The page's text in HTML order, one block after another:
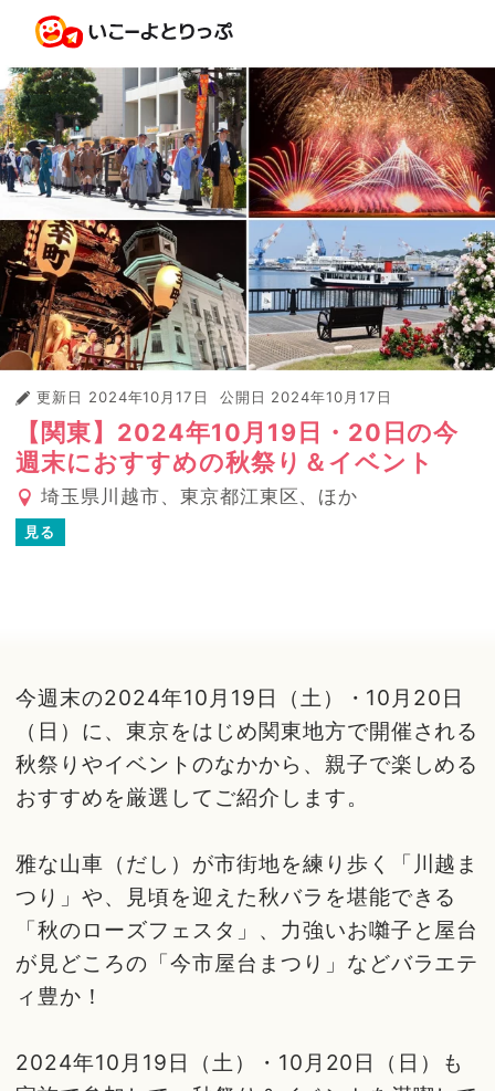
更新日 2024年10月17日 公開日 2024年10月17日
【関東】2024年10月19日・20日の今
週末におすすめの秋祭り＆イベント
埼玉県川越市、東京都江東区、ほか
見る
今週末の2024年10月19日（土）・10月20日
（日）に、東京をはじめ関東地方で開催される
秋祭りやイベントのなかから、親子で楽しめる
おすすめを厳選してご紹介します。
雅な山車（だし）が市街地を練り歩く「川越ま
つり」や、見頃を迎えた秋バラを堪能できる
「秋のローズフェスタ」、力強いお囃子と屋台
が見どころの「今市屋台まつり」などバラエテ
ィ豊か！
2024年10月19日（土）・10月20日（日）も